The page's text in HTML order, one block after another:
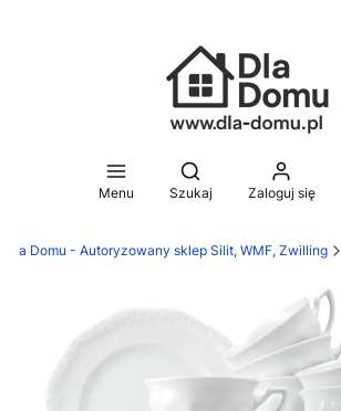
Menu
Otwórz wyszukiwarkę
Szukaj Zaloguj się
Dla Domu - Autoryzowany sklep Silit, WMF, Zwilling